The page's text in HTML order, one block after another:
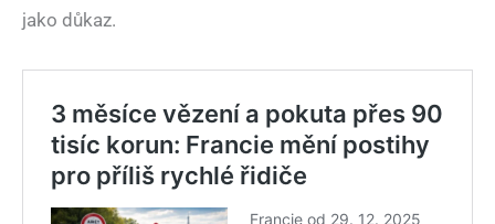
jako důkaz.